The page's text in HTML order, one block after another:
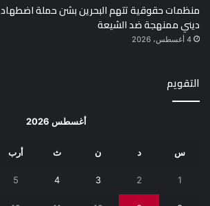
منظمات حقوقية تتهم البحرين بشن حملة اضطهاد
ديني ممنهجة ضد الشيعة
4 أغسطس، 2026
التقويم
أغسطس 2026
س د ن ث أرب
1
2
3
4
5